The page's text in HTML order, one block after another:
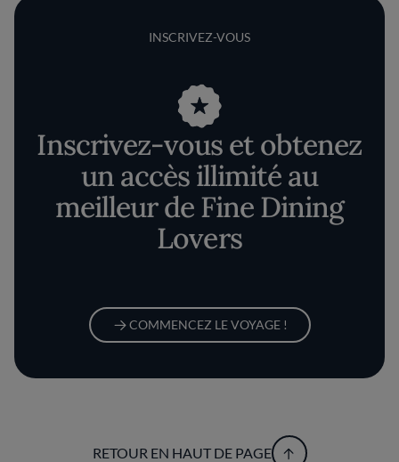
INSCRIVEZ-VOUS
Inscrivez-vous et obtenez
un accès illimité au
meilleur de Fine Dining
Lovers
COMMENCEZ LE VOYAGE !
RETOUR EN HAUT DE PAGE